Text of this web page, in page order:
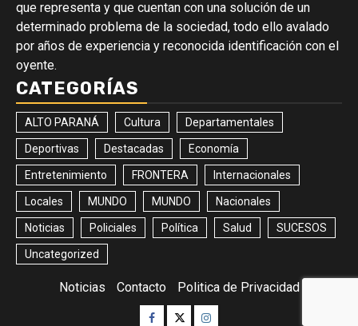
que representa y que cuentan con una solución de un
determinado problema de la sociedad, todo ello avalado
por años de experiencia y reconocida identificación con el
oyente.
CATEGORÍAS
ALTO PARANÁ Cultura Departamentales
Deportivas Destacadas Economía
Entretenimiento FRONTERA Internacionales
Locales MUNDO MUNDO Nacionales
Noticias Policiales Política Salud SUCESOS
Uncategorized
Noticias Contacto Politica de Privacidad
Facebook
TwitterInstagram